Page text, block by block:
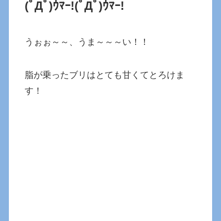
(ﾟДﾟ)ｳﾏｰ!(ﾟДﾟ)ｳﾏｰ!
うぉぉ～～、うま～～～い！！
脂が乗ったブリはとても甘くてとろけま
す！